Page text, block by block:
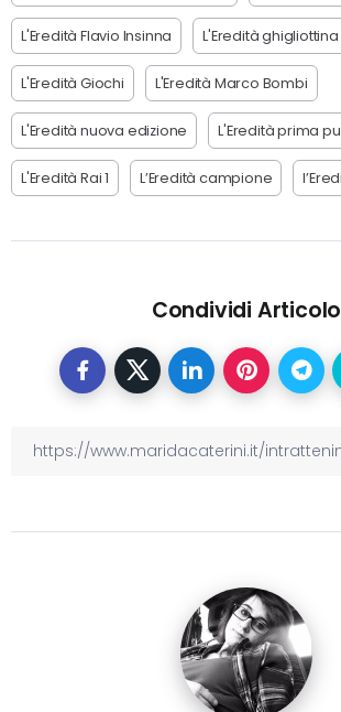
L'Eredità Flavio Insinna L'Eredità ghigliottina
L'Eredità Giochi L'Eredità Marco Bombi
L'Eredità nuova edizione L'Eredità prima
L'Eredità Rai 1 L’Eredità campione
Condividi Articolo